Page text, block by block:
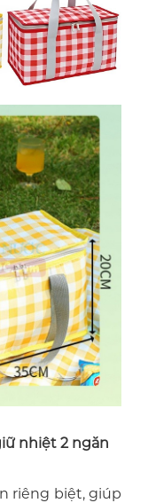
nhiệt 2 ngăn
riêng biệt, giúp